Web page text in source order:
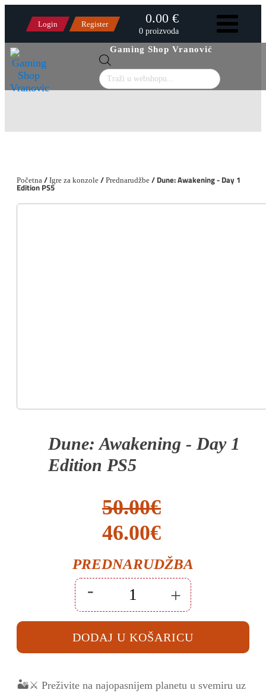
Login Register 0.00 €
0 proizvoda
Gaming Shop Vranović
search
Početna / Igre za konzole / Prednarudžbe / Dune: Awakening - Day 1
Edition PS5
Dune: Awakening - Day 1
Edition PS5
50.00€
Izvorna
cijena
bila
je:
50.00€.
46.00€Trenutna
cijena
je:
46.00€.
PREDNARUDŽBA
-
Awakening
-
1
PS5
+
DODAJ U KOŠARICU
🏜️⚔️ Preživite na najopasnijem planetu u svemiru uz